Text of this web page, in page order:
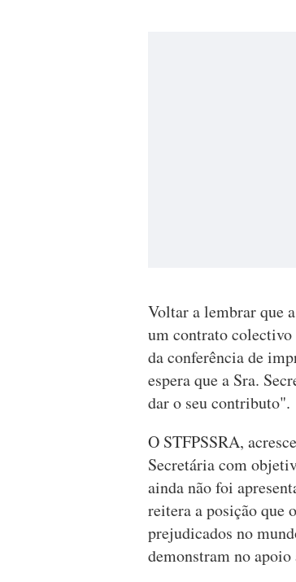
Voltar a lembrar que
um contrato
da conferência de
espera que a Sra.
dar o seu contributo".
O STFPSSRA,
Secretária com
ainda não foi
reitera a posição que
prejudicados no
demonstram no